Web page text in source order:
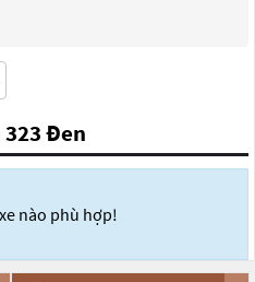
323 Đen
nào phù hợp!